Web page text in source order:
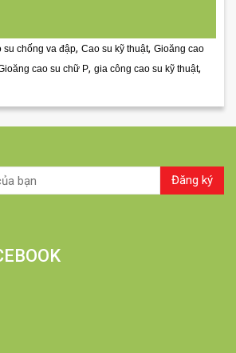
su chống va đập, Cao su kỹ thuật, Gioăng cao
cao su chữ P, gia công cao su kỹ thuật,